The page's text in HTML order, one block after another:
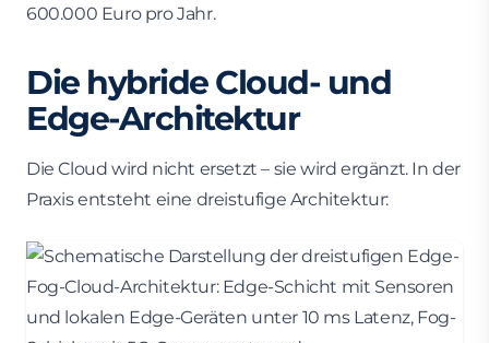
600.000 Euro pro Jahr.
Die hybride Cloud- und
Edge-Architektur
Die Cloud wird nicht ersetzt – sie wird ergänzt. In der
Praxis entsteht eine dreistufige Architektur: